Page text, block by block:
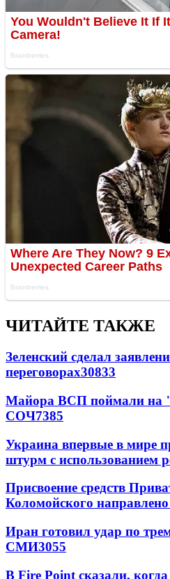
ЧИТАЙТЕ ТАКЖЕ
Зеленский сделал
переговорах30833
Майора ВСП поймали на
СОЧ7385
Украина впервые в мире
штурм с использованием
Присвоение средств
Коломойского направлено
Иран готовил удар по
СМИ3055
В Fire Point сказали,